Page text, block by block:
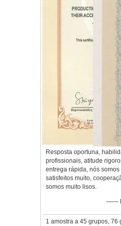
Resposta oportuna,
profissionais, atitude
entrega rápida, nós somos
satisfeitos muito,
somos muito lisos.
——
1 amostra a 45 grupos, 76